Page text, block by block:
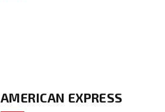
AMERICAN EXPRESS